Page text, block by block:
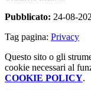
Pubblicato: 24-08-
Tag pagina: Privacy
Questo sito o gli
cookie necessari al
COOKIE POLICY.